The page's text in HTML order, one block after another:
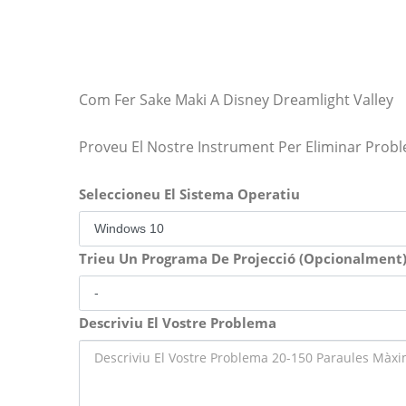
Com Fer Sake Maki A Disney Dreamlight Valley
Proveu El Nostre Instrument Per Eliminar
Seleccioneu El Sistema Operatiu
Trieu Un Programa De Projecció (Opcionalment)
Descriviu El Vostre Problema